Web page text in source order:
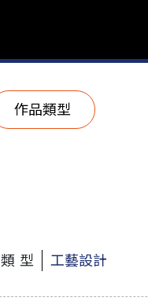
作品類型
型 工藝設計